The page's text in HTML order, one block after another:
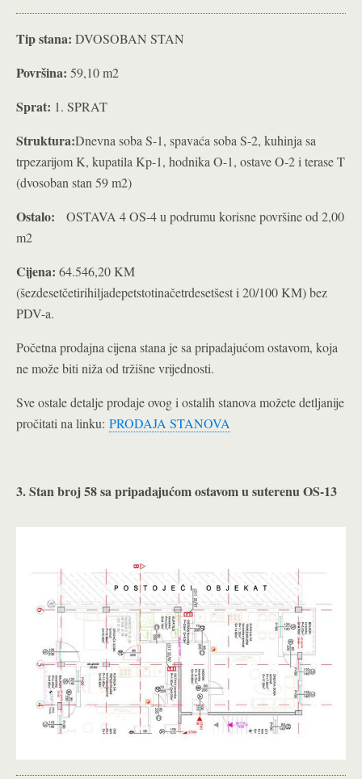
Tip stana: DVOSOBAN STAN
Površina: 59,10 m2
Sprat: 1. SPRAT
Struktura:Dnevna soba S-1, spavaća soba S-2, kuhinja sa
trpezarijom K, kupatila Kp-1, hodnika O-1, ostave O-2 i terase T
(dvosoban stan 59 m2)
Ostalo: OSTAVA 4 OS-4 u podrumu korisne površine od 2,00
m2
Cijena: 64.546,20 KM
(šezdesetčetirihiljadepetstotinačetrdesetšest i 20/100 KM) bez
PDV-a.
Početna prodajna cijena stana je sa pripadajućom ostavom, koja
ne može biti niža od tržišne vrijednosti.
Sve ostale detalje prodaje ovog i ostalih stanova možete detljanije
pročitati na linku: PRODAJA STANOVA
3. Stan broj 58 sa pripadajućom ostavom u suterenu OS-13